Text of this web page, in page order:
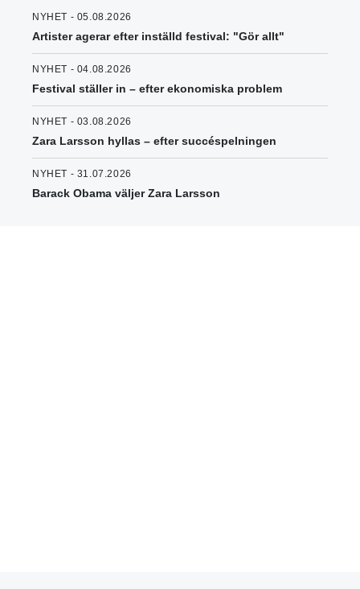
NYHET - 05.08.2026
Artister agerar efter inställd festival: "Gör allt"
NYHET - 04.08.2026
Festival ställer in – efter ekonomiska problem
NYHET - 03.08.2026
Zara Larsson hyllas – efter succéspelningen
NYHET - 31.07.2026
Barack Obama väljer Zara Larsson